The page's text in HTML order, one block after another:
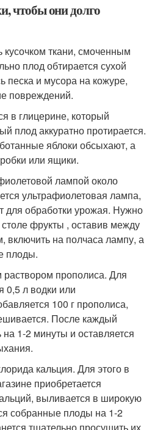
чтобы они долго
кусочком ткани, смоченным
плод обтирается сухой
песка и мусора на кожуре,
повреждений.
в глицерине, который
плод аккуратно протирается.
яблоки обсыхают, а
или ящики.
лампой около
ультрафиолетовая лампа,
для обработки урожая. Нужно
фрукты , оставив между
включить на полчаса лампу, а
плоды.
прополиса. Для
0,5 л водки или
100 г прополиса,
После каждый
1-2 минуты и оставляется
кальция. Для этого в
приобретается
выливается в широкую
собранные плоды на 1-2